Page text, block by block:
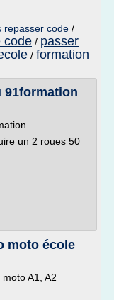
repasser code /
code / passer
/ formation
91formation
un 2 roues 50
moto école
A1, A2